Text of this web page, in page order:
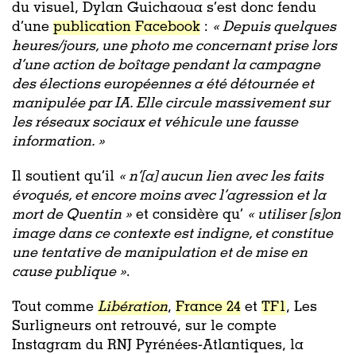
du visuel, Dylan Guichaoua s’est donc fendu
d’une publication Facebook : « Depuis quelques
heures/jours, une photo me concernant prise lors
d’une action de boîtage pendant la campagne
des élections européennes a été détournée et
manipulée par IA. Elle circule massivement sur
les réseaux sociaux et véhicule une fausse
information. »
Il soutient qu’il « n’[a] aucun lien avec les faits
évoqués, et encore moins avec l’agression et la
mort de Quentin » et considère qu’ « utiliser [s]on
image dans ce contexte est indigne, et constitue
une tentative de manipulation et de mise en
cause publique ».
Tout comme Libération, France 24 et TF1, Les
Surligneurs ont retrouvé, sur le compte
Instagram du RNJ Pyrénées-Atlantiques, la